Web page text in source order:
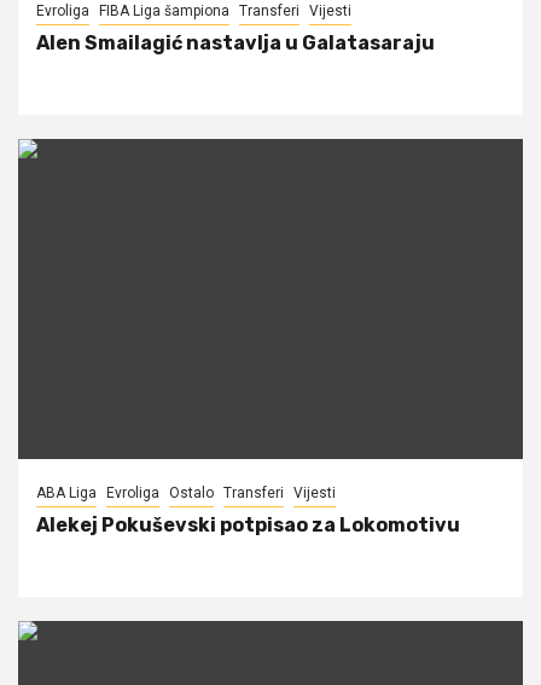
Evroliga FIBA Liga šampiona Transferi Vijesti
Alen Smailagić nastavlja u Galatasaraju
ABA Liga Evroliga Ostalo Transferi Vijesti
Alekej Pokuševski potpisao za Lokomotivu